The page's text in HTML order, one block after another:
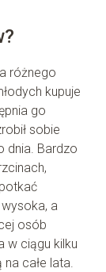
różnego
kupuje
go
sobie
dnia. Bardzo
a
osób
w ciągu kilku
całe lata.